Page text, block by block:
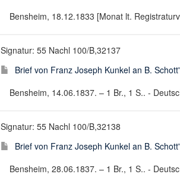
Bensheim, 18.12.1833 [Monat lt.
Signatur: 55 Nachl 100/B,32137
Brief von Franz Joseph Kunkel an B.
Bensheim, 14.06.1837. – 1 Br., 1 S.. -
Signatur: 55 Nachl 100/B,32138
Brief von Franz Joseph Kunkel an B.
Bensheim, 28.06.1837. – 1 Br., 1 S.. -